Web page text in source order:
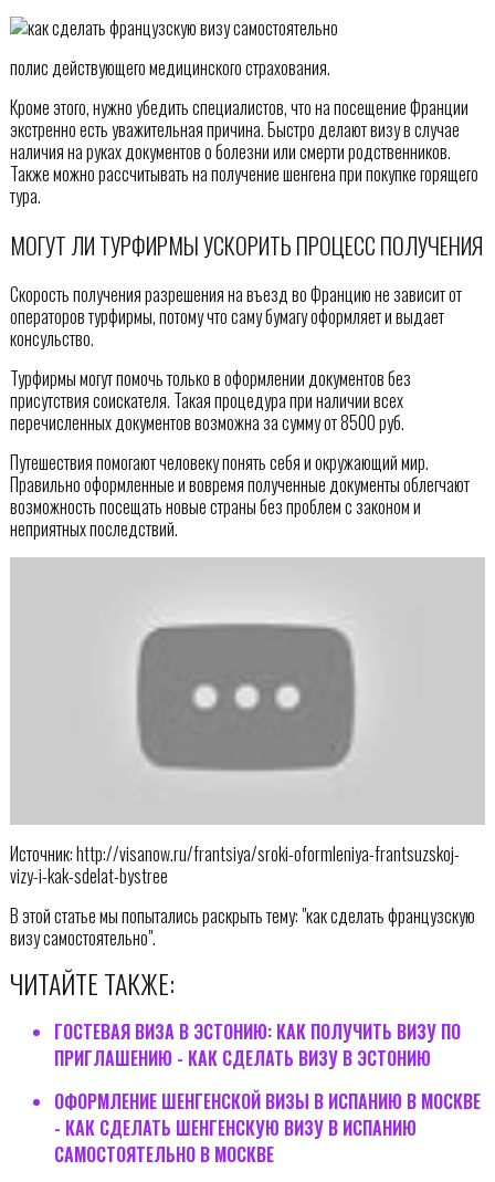
полис действующего медицинского страхования.
Кроме этого, нужно убедить специалистов, что на посещение Франции
экстренно есть уважительная причина. Быстро делают визу в случае
наличия на руках документов о болезни или смерти родственников.
Также можно рассчитывать на получение шенгена при покупке горящего
тура.
МОГУТ ЛИ ТУРФИРМЫ УСКОРИТЬ ПРОЦЕСС ПОЛУЧЕНИЯ
Скорость получения разрешения на въезд во Францию не зависит от
операторов турфирмы, потому что саму бумагу оформляет и выдает
консульство.
Турфирмы могут помочь только в оформлении документов без
присутствия соискателя. Такая процедура при наличии всех
перечисленных документов возможна за сумму от 8500 руб.
Путешествия помогают человеку понять себя и окружающий мир.
Правильно оформленные и вовремя полученные документы облегчают
возможность посещать новые страны без проблем с законом и
неприятных последствий.
Источник: http://visanow.ru/frantsiya/sroki-oformleniya-frantsuzskoj-
vizy-i-kak-sdelat-bystree
В этой статье мы попытались раскрыть тему: "как сделать французскую
визу самостоятельно".
ЧИТАЙТЕ ТАКЖЕ:
ГОСТЕВАЯ ВИЗА В ЭСТОНИЮ: КАК ПОЛУЧИТЬ ВИЗУ ПО
ПРИГЛАШЕНИЮ - КАК СДЕЛАТЬ ВИЗУ В ЭСТОНИЮ
ОФОРМЛЕНИЕ ШЕНГЕНСКОЙ ВИЗЫ В ИСПАНИЮ В МОСКВЕ
- КАК СДЕЛАТЬ ШЕНГЕНСКУЮ ВИЗУ В ИСПАНИЮ
САМОСТОЯТЕЛЬНО В МОСКВЕ